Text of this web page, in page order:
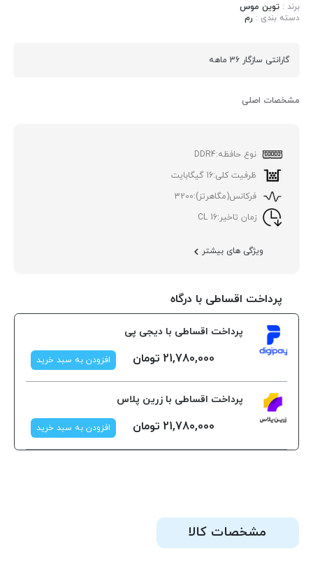
برند :توین موس
دسته بندی : رم
گارانتی سازگار 36 ماهه
مشخصات اصلی
نوع حافظه:DDR4
ظرفیت کلی:16 گیگابایت
فرکانس(مگاهرتز):3200
زمان تاخیر:16 CL
ویژگی های بیشتر
پرداخت اقساطی با درگاه
پرداخت اقساطی با دیجی پی
21,780,000 تومان افزودن به سبد خرید
پرداخت اقساطی با زرین پلاس
21,780,000 تومان افزودن به سبد خرید
مشخصات کالا